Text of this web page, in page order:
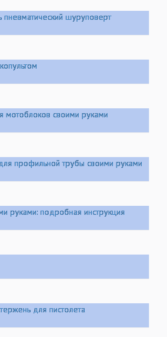
пневматический шуруповерт
мотоблоков своими руками
профильной трубы своими руками
руками: подробная инструкция
для пистолета